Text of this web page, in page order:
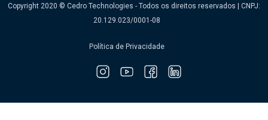
Copyright 2020 © Cedro Technologies - Todos os direitos reservados | CNPJ:
20.129.023/0001-08
Política de Privacidade